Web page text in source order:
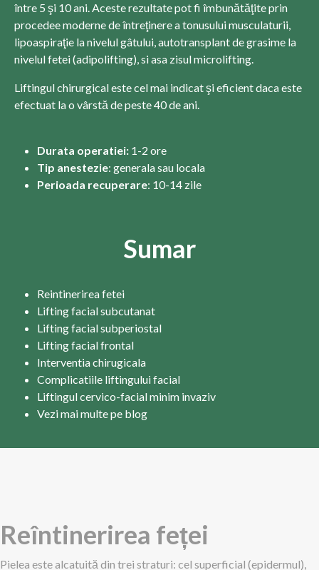
între 5 şi 10 ani. Aceste rezultate pot fi îmbunătăţite prin
procedee moderne de întreţinere a tonusului musculaturii,
lipoaspiraţie la nivelul gâtului, autotransplant de grasime la
nivelul fetei (adipolifting), si asa zisul microlifting.
Liftingul chirurgical este cel mai indicat şi eficient daca este
efectuat la o vârstă de peste 40 de ani.
Durata operatiei: 1-2 ore
Tip anestezie: generala sau locala
Perioada recuperare: 10-14 zile
Sumar
Reintinerirea fetei
Lifting facial subcutanat
Lifting facial subperiostal
Lifting facial frontal
Interventia chirugicala
Complicatiile liftingului facial
Liftingul cervico-facial minim invaziv
Vezi mai multe pe blog
Reîntinerirea feței
Pielea este alcatuită din trei straturi: cel superficial (epidermul),